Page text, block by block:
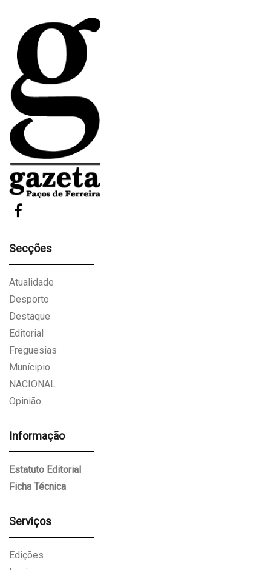
Secções
Atualidade
Desporto
Destaque
Editorial
Freguesias
Munícipio
NACIONAL
Opinião
Informação
Estatuto Editorial
Ficha Técnica
Serviços
Edições